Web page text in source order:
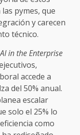
pymes, que
y carecen
técnico.
in the Enterprise
accede a
del 50% anual.
escalar
solo el 25% lo
como